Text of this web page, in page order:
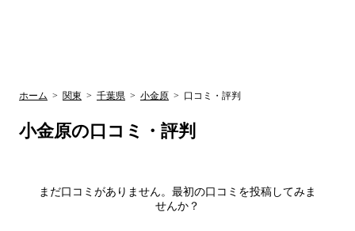
ホーム > 関東 > 千葉県 > 小金原 > 口コミ・評判
小金原の口コミ・評判
まだ口コミがありません。最初の口コミを投稿してみま
せんか？